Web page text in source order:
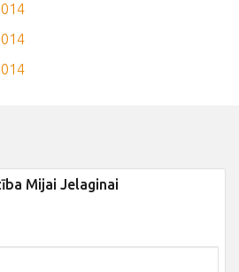
Mijai Jelaginai